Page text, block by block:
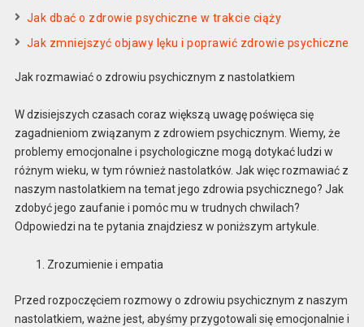
Jak dbać o zdrowie psychiczne w trakcie ciąży
Jak zmniejszyć objawy lęku i poprawić zdrowie psychiczne
Jak rozmawiać o zdrowiu psychicznym z nastolatkiem
W dzisiejszych czasach coraz większą uwagę poświęca się
zagadnieniom związanym z zdrowiem psychicznym. Wiemy, że
problemy emocjonalne i psychologiczne mogą dotykać ludzi w
różnym wieku, w tym również nastolatków. Jak więc rozmawiać z
naszym nastolatkiem na temat jego zdrowia psychicznego? Jak
zdobyć jego zaufanie i pomóc mu w trudnych chwilach?
Odpowiedzi na te pytania znajdziesz w poniższym artykule.
Zrozumienie i empatia
Przed rozpoczęciem rozmowy o zdrowiu psychicznym z naszym
nastolatkiem, ważne jest, abyśmy przygotowali się emocjonalnie i